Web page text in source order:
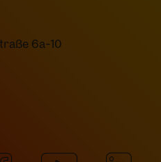
6a-10